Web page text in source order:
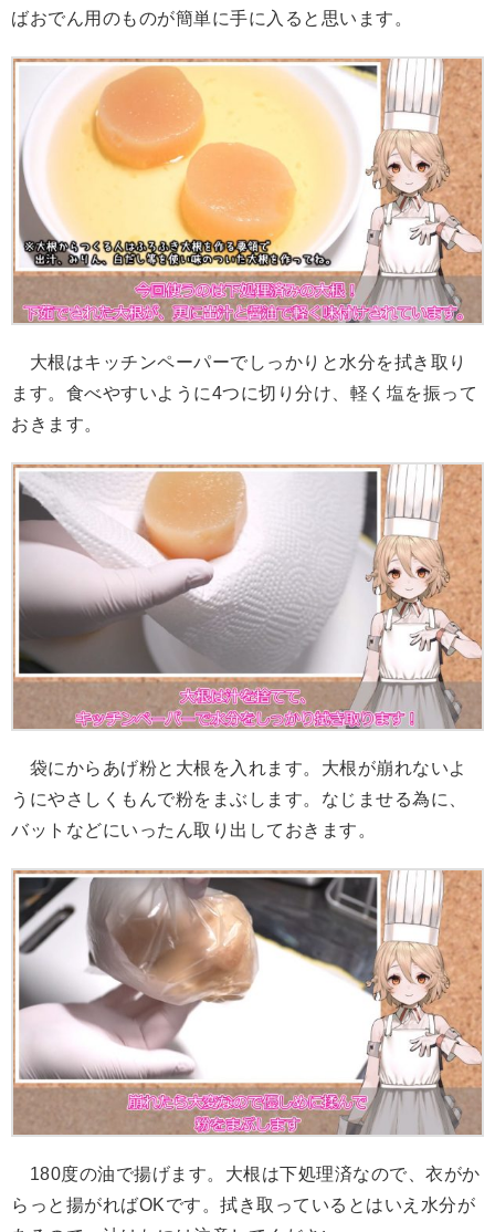
ばおでん用のものが簡単に手に入ると思います。
大根はキッチンペーパーでしっかりと水分を拭き取り
ます。食べやすいように4つに切り分け、軽く塩を振って
おきます。
袋にからあげ粉と大根を入れます。大根が崩れないよ
うにやさしくもんで粉をまぶします。なじませる為に、
バットなどにいったん取り出しておきます。
180度の油で揚げます。大根は下処理済なので、衣がか
らっと揚がればOKです。拭き取っているとはいえ水分が